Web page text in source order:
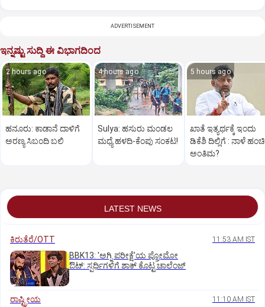
ADVERTISEMENT
ಇನ್ನಷ್ಟು ಸುದ್ದಿ ಈ ವಿಭಾಗದಿಂದ
2 hours ago
ಹನೂರು: ಕಾಡಾನೆ ದಾಳಿಗೆ
ಅರಣ್ಯ ಸಿಬಂದಿ ಬಲಿ
4 hours ago
Sulya: ಹಸುರು ಮಂಡಲ
ಮಧ್ಯೆ ಹಳದಿ-ಕೆಂಪು ಸಂಕಟ!
5 hours ago
ಖಾತೆ ಇತ್ಯರ್ಥಕ್ಕೆ ಇಂದು
ಡಿಕೆಶಿ ದಿಲ್ಲಿಗೆ : ನಾಳೆ
ಅಂತಿಮ?
LATEST NEWS
ಕಿರುತೆರೆ/OTT 11:53 AM IST
BBK13: 'ಅಗ್ನಿ ಪರೀಕ್ಷೆ'ಯ ಪ್ರೋಮೋ
ಔಟ್: ಸ್ಪರ್ಧಿಗಳಿಗೆ ಶಾಕ್ ಕೊಟ್ಟ ಚಾಲೆಂಜ್
ರಾಷ್ಟ್ರೀಯ 11:10 AM IST